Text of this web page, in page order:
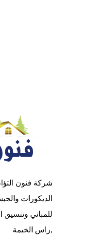
شركة فنون
الديكورات
للمباني
,راس الخيمة